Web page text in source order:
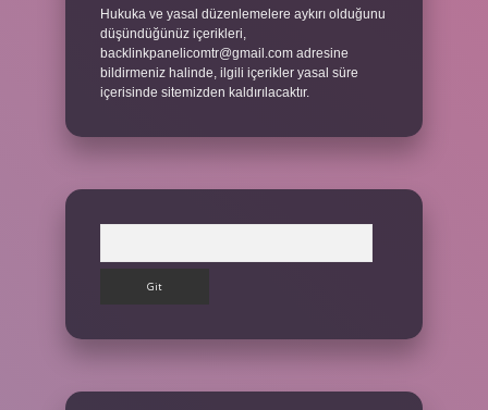
Hukuka ve yasal düzenlemelere aykırı olduğunu
düşündüğünüz içerikleri,
backlinkpanelicomtr@gmail.com adresine
bildirmeniz halinde, ilgili içerikler yasal süre
içerisinde sitemizden kaldırılacaktır.